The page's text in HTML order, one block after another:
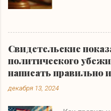
Они
ошибке или в
вам не только
аннулируют
Свидетельские
политического
написать правильно
декабря 13, 2024